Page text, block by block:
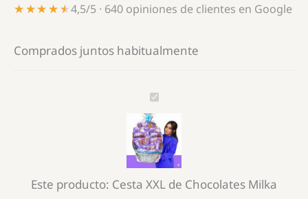
★★★★★
★★★★★4,5/5 · 640 opiniones de clientes en Google
Comprados juntos habitualmente
Cesta
XXL
de
Chocolates
Milka
Este producto: Cesta XXL de Chocolates Milka